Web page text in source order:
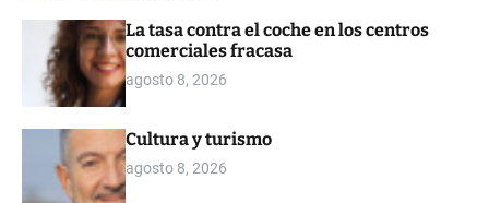
o
La tasa contra el coche en los centros
comerciales fracasa
agosto 8, 2026
Cultura y turismo
agosto 8, 2026